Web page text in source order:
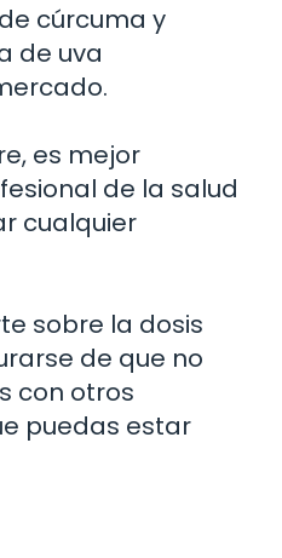
cúrcuma y
de uva
es mejor
de la salud
cualquier
sobre la dosis
de que no
con otros
puedas estar